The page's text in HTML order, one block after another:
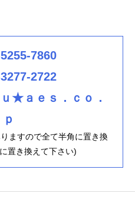
7860
2722
★ａｅｓ．ｃｏ．
ｐ
ますので全て半角に置き換
置き換えて下さい)